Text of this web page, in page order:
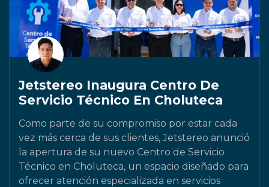
Jetstereo Inaugura Centro De
Servicio Técnico En Choluteca
Como parte de su compromiso por estar cada
vez más cerca de sus clientes, Jetstereo anunció
la apertura de su nuevo Centro de Servicio
Técnico en Choluteca, un espacio diseñado para
ofrecer atención especializada en servicios